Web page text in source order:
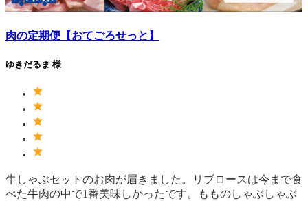
肉の定期便【おてごろせっと】
ゆきだるま 様
牛しゃぶセットのお肉が届きました。リブロースは今まで食
べた牛肉の中で1番美味しかったです。もものしゃぶしゃぶ